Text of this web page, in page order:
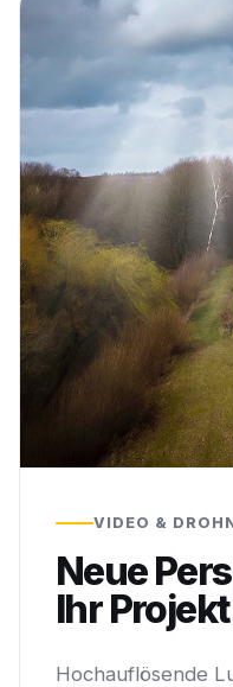
VIDEO &
Neue
Ihr
Hochauflösende